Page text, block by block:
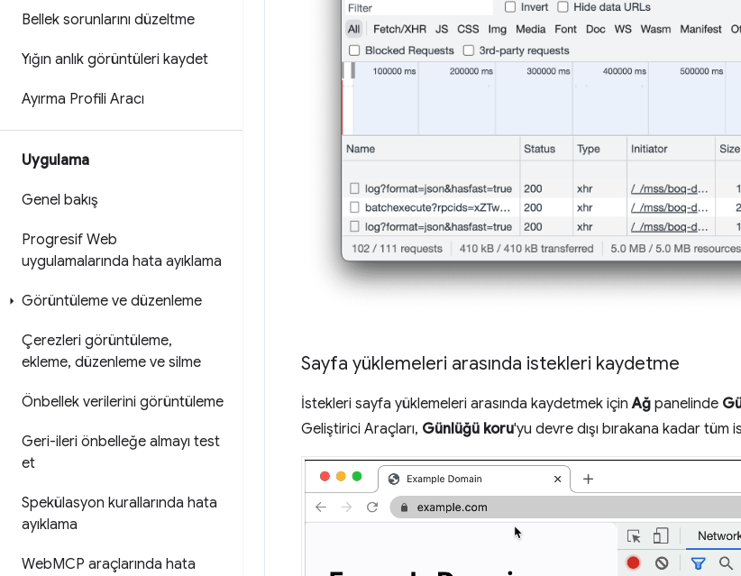
Bellek sorunlarını düzeltme
Yığın anlık görüntüleri kaydet
Ayırma Profili Aracı
Uygulama
Genel bakış
Progresif Web
uygulamalarında hata ayıklama
Görüntüleme ve düzenleme
Çerezleri görüntüleme,
ekleme, düzenleme ve silme
Önbellek verilerini görüntüleme
Geri-ileri önbelleğe almayı test
et
Spekülasyon kurallarında hata
ayıklama
WebMCP araçlarında hata
Sayfa yüklemeleri arasında istekleri kaydetme
İstekleri sayfa yüklemeleri arasında kaydetmek içinAğ panelinde
Geliştirici Araçları, Günlüğü koru'yu devre dışı bırakana kadar tüm